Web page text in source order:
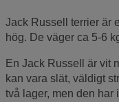
Jack Russell terrier är
hög. De väger ca 5-6
En Jack Russell är vit
kan vara slät, väldigt
två lager, men den har